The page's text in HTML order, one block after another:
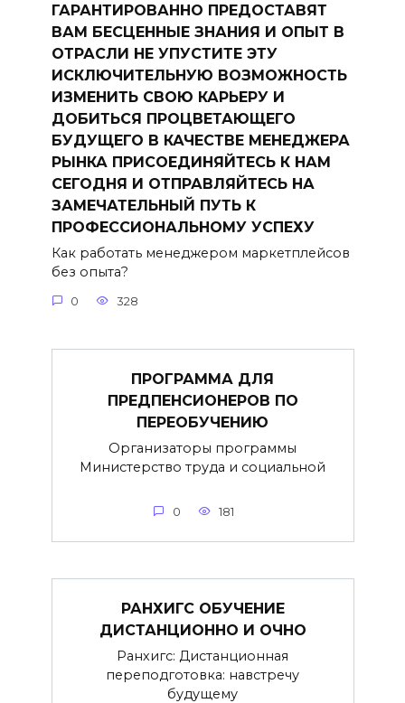
ГАРАНТИРОВАННО ПРЕДОСТАВЯТ
ВАМ БЕСЦЕННЫЕ ЗНАНИЯ И ОПЫТ В
ОТРАСЛИ НЕ УПУСТИТЕ ЭТУ
ИСКЛЮЧИТЕЛЬНУЮ ВОЗМОЖНОСТЬ
ИЗМЕНИТЬ СВОЮ КАРЬЕРУ И
ДОБИТЬСЯ ПРОЦВЕТАЮЩЕГО
БУДУЩЕГО В КАЧЕСТВЕ МЕНЕДЖЕРА
РЫНКА ПРИСОЕДИНЯЙТЕСЬ К НАМ
СЕГОДНЯ И ОТПРАВЛЯЙТЕСЬ НА
ЗАМЕЧАТЕЛЬНЫЙ ПУТЬ К
ПРОФЕССИОНАЛЬНОМУ УСПЕХУ
Как работать менеджером маркетплейсов
без опыта?
0 328
ПРОГРАММА ДЛЯ
ПРЕДПЕНСИОНЕРОВ ПО
ПЕРЕОБУЧЕНИЮ
Организаторы программы
Министерство труда и социальной
0 181
РАНХИГС ОБУЧЕНИЕ
ДИСТАНЦИОННО И ОЧНО
Ранхигс: Дистанционная
переподготовка: навстречу
будущему